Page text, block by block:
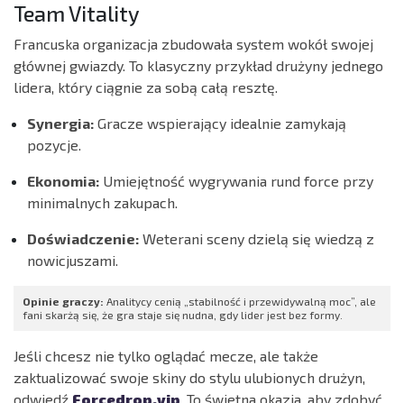
Team Vitality
Francuska organizacja zbudowała system wokół swojej
głównej gwiazdy. To klasyczny przykład drużyny jednego
lidera, który ciągnie za sobą całą resztę.
Synergia: Gracze wspierający idealnie zamykają
pozycje.
Ekonomia: Umiejętność wygrywania rund force przy
minimalnych zakupach.
Doświadczenie: Weterani sceny dzielą się wiedzą z
nowicjuszami.
Opinie graczy: Analitycy cenią „stabilność i przewidywalną moc”, ale
fani skarżą się, że gra staje się nudna, gdy lider jest bez formy.
Jeśli chcesz nie tylko oglądać mecze, ale także
zaktualizować swoje skiny do stylu ulubionych drużyn,
odwiedź Forcedrop.vip . To świetna okazja, aby zdobyć